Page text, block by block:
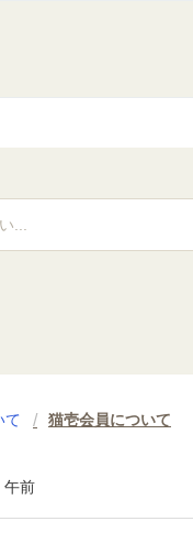
て 猫壱会員について
午前